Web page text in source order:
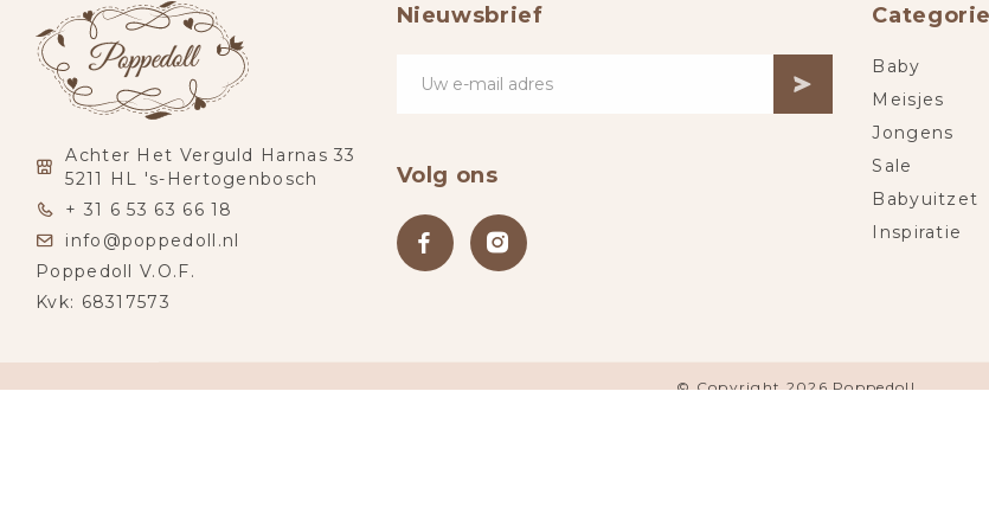
Achter Het Verguld Harnas 33
5211 HL 's-Hertogenbosch
+ 31 6 53 63 66 18
info@poppedoll.nl
Poppedoll V.O.F.
Kvk: 68317573
Nieuwsbrief
Volg ons
Baby
Meisjes
Jongens
Sale
Babyuitzet
Inspiratie
© Copyright 2026 Poppedoll